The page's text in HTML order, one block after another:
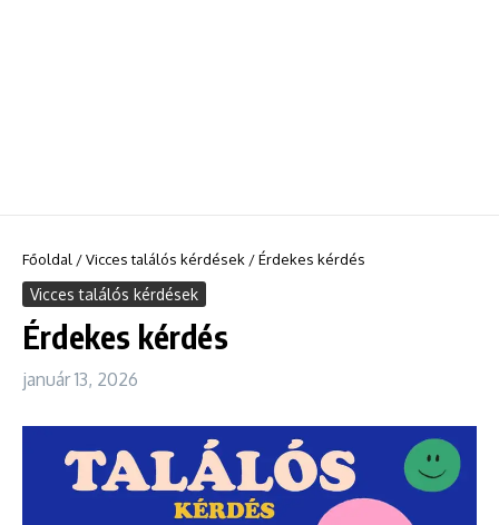
Főoldal /Vicces találós kérdések /Érdekes kérdés
Vicces találós kérdések
Érdekes kérdés
január 13, 2026